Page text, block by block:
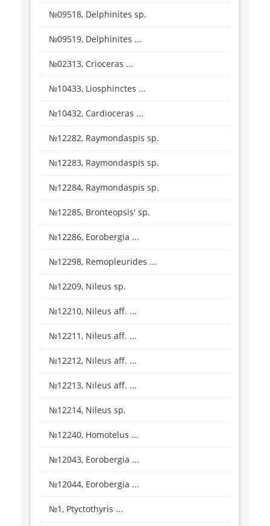
№09518, Delphinites sp.
№09519, Delphinites ...
№02313, Crioceras ...
№10433, Liosphinctes ...
№10432, Cardioceras ...
№12282, Raymondaspis sp.
№12283, Raymondaspis sp.
№12284, Raymondaspis sp.
№12285, Bronteopsis' sp.
№12286, Eorobergia ...
№12298, Remopleurides ...
№12209, Nileus sp.
№12210, Nileus aff. ...
№12211, Nileus aff. ...
№12212, Nileus aff. ...
№12213, Nileus aff. ...
№12214, Nileus sp.
№12240, Homotelus ...
№12043, Eorobergia ...
№12044, Eorobergia ...
№1, Ptyctothyris ...